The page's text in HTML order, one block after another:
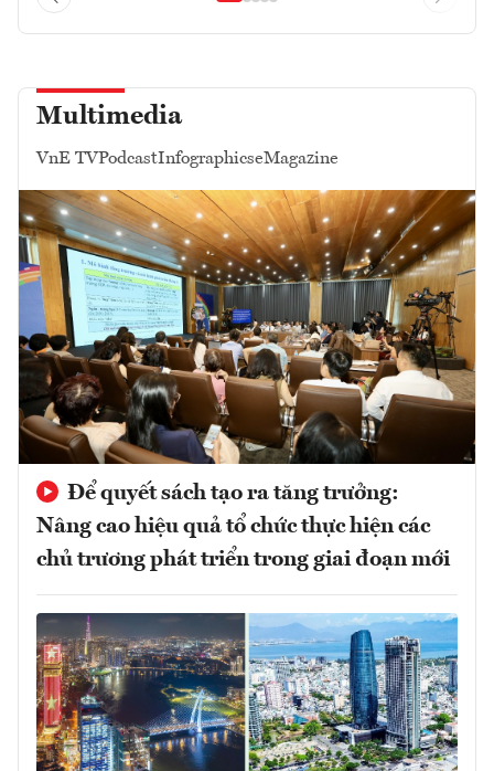
Multimedia
VnE TVPodcastInfographicseMagazine
Để quyết sách tạo ra tăng trưởng:
Nâng cao hiệu quả tổ chức thực hiện các
chủ trương phát triển trong giai đoạn mới